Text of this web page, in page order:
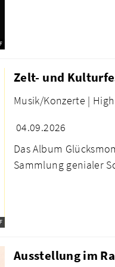
Zelt- und
Musik/Konzerte |
04.09.2026
Das Album
Sammlung genialer
Ausstellung im